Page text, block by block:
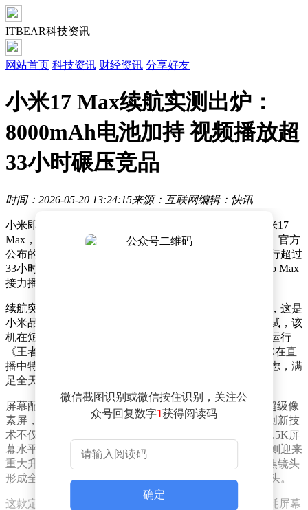
ITBEAR科技资讯
网站首页 科技资讯 财经资讯 分享好友
小米17 Max续航实测出炉：
8000mAh电池加持 视频播放超
33小时碾压竞品
时间：2026-05-20 13:24:15来源：互联网编辑：快讯
小米即将在5月21日19:00正式发布全新大屏旗舰——小米17
Max，这款机型凭借其突破性的续航能力引发行业关注。官方
公布的实测数据显示，该机在视频播放场景下可连续运行超过
33小时，这一表现甚至超越两台满电状态的iPhone 17 Pro Max
接力播放时长，彻底打破智能手机续航瓶颈。
续航突破的核心在于其搭载的8000mAh小米金沙江电池，这是
小米品牌迄今容量最大的电池解决方案。据小米官方测试，该
机在短视频连续播放场景下可坚持20小时，游戏场景下运行
《王者荣耀》也能维持8小时以上。小米集团总裁卢伟冰在直
播中特别强调，这种续航表现将彻底消除用户的电量焦虑，满
足全天候重度使用需求。
屏幕配置方面，小米17 Max采用与Pro版同款的6.9英寸超级像
素屏，通过938万子像素排列实现2K级显示效果。这项创新技
术不仅带来超越传统OLED的清晰度，更将功耗控制在1.5K屏
幕水平以下，完美平衡视觉体验与续航表现。影像系统则迎来
重大升级，首次搭载徕卡2亿像素主摄，配合3X潜望长焦镜头
形成全焦段覆盖，其超高解析力甚至可替代传统长焦镜头。
这款定位"续航巨无霸"的新机，通过大容量电池、低功耗屏幕
微信截图识别或微信按住识别，关注公
众号回复数字1获得阅读码
确定